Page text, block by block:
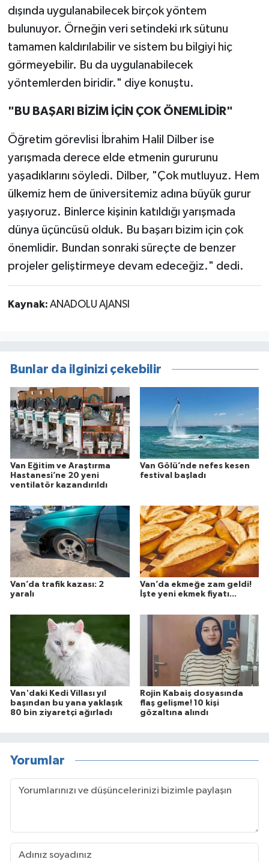
dışında uygulanabilecek birçok yöntem
bulunuyor. Örneğin veri setindeki ırk sütunu
tamamen kaldırılabilir ve sistem bu bilgiyi hiç
görmeyebilir. Bu da uygulanabilecek
yöntemlerden biridir." diye konuştu.
"BU BAŞARI BİZİM İÇİN ÇOK ÖNEMLİDİR"
Öğretim görevlisi İbrahim Halil Dilber ise
yarışmada derece elde etmenin gururunu
yaşadıklarını söyledi. Dilber, "Çok mutluyuz. Hem
ülkemiz hem de üniversitemiz adına büyük gurur
yaşıyoruz. Binlerce kişinin katıldığı yarışmada
dünya üçüncüsü olduk. Bu başarı bizim için çok
önemlidir. Bundan sonraki süreçte de benzer
projeler geliştirmeye devam edeceğiz." dedi.
Kaynak: ANADOLU AJANSI
Bunlar da ilginizi çekebilir
Van Eğitim ve Araştırma
Hastanesi’ne 20 yeni
ventilatör kazandırıldı
Van Gölü’nde nefes kesen
festival başladı
Van’da trafik kazası: 2
yaralı
Van’da ekmeğe zam geldi!
İşte yeni ekmek fiyatı...
Van'daki Kedi Villası yıl
başından bu yana yaklaşık
80 bin ziyaretçi ağırladı
Rojin Kabaiş dosyasında
flaş gelişme! 10 kişi
gözaltına alındı
Yorumlar